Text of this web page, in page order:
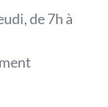
de 7h à